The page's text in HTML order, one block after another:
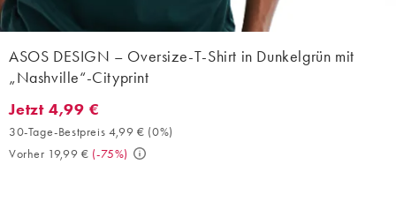
ASOS DESIGN – Oversize-T-Shirt in Dunkelgrün mit
„Nashville“-Cityprint
Jetzt 4,99 €. 30-Tage-Bestpreis 4,99 € (0%). Vorher 19,99 €. (-
Jetzt 4,99 €
30-Tage-Bestpreis 4,99 € (0%)
Vorher 19,99 € (-75%)